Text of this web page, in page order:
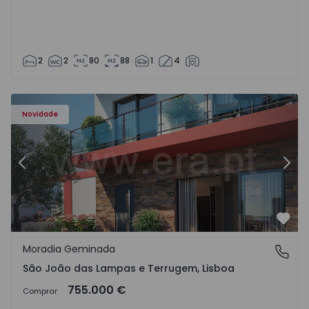
2 2 80 88 1 4
Novidade
Anterior
São João das Lampas e Terrugem, Lisboa
Moradia Geminada
São João das Lampas e Terrugem, Lisboa
Comprar 755.000 €